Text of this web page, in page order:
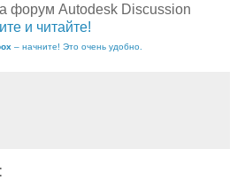
форум Autodesk Discussion
и читайте!
– начните! Это очень удобно.